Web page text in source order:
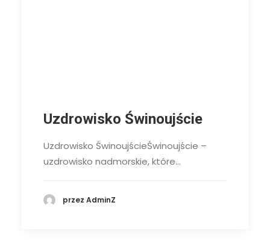
Uzdrowisko Świnoujście
Uzdrowisko ŚwinoujścieŚwinoujście –
uzdrowisko nadmorskie, które…
przez AdminZ